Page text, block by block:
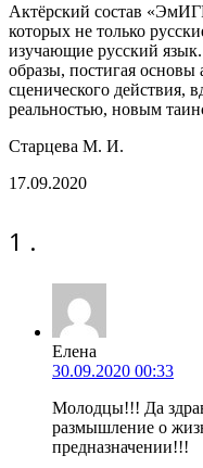
Актёрский состав
которых не только
изучающие русский
образы, постигая основы
сценического действия,
реальностью, новым
Старцева М. И.
17.09.2020
1 комментарий
.
Елена
30.09.2020 00:33
Молодцы!!! Да
размышление о
предназначении!!!